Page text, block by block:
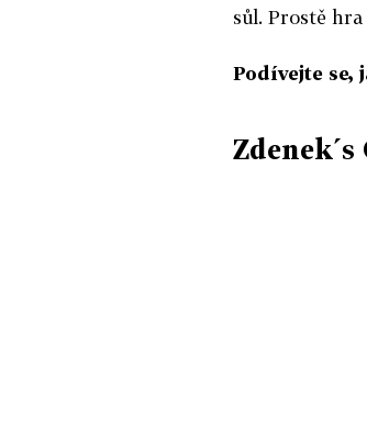
sůl. Prostě
Podívejte se,